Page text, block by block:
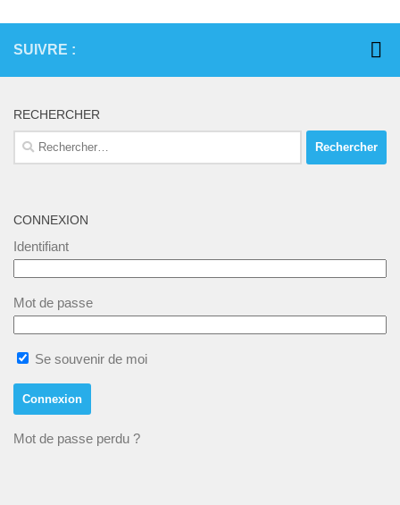
SUIVRE :
RECHERCHER
Rechercher :
CONNEXION
Identifiant
Mot de passe
Se souvenir de moi
Mot de passe perdu ?